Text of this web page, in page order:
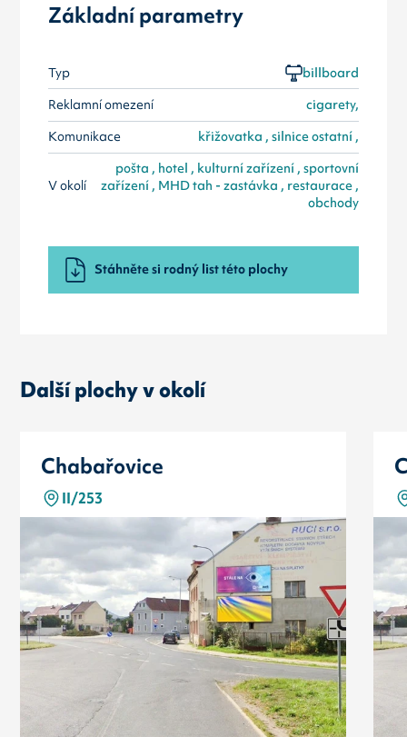
Základní parametry
Typ
billboard
Reklamní omezení
cigarety,
Komunikace
křižovatka , silnice ostatní ,
V okolí
pošta , hotel , kulturní zařízení , sportovní
zařízení , MHD tah - zastávka , restaurace ,
obchody
Stáhněte si rodný list této plochy
Další plochy v okolí
Chabařovice
II/253